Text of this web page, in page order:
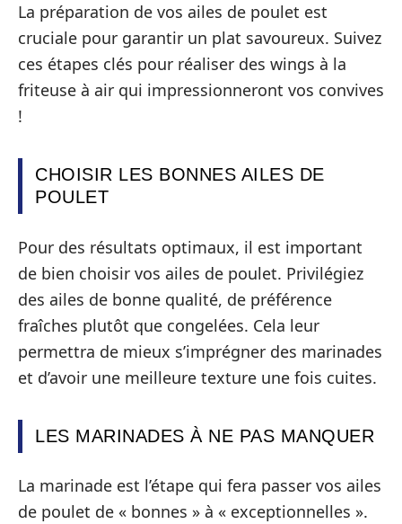
La préparation de vos ailes de poulet est
cruciale pour garantir un plat savoureux. Suivez
ces étapes clés pour réaliser des wings à la
friteuse à air qui impressionneront vos convives
!
CHOISIR LES BONNES AILES DE
POULET
Pour des résultats optimaux, il est important
de bien choisir vos ailes de poulet. Privilégiez
des ailes de bonne qualité, de préférence
fraîches plutôt que congelées. Cela leur
permettra de mieux s’imprégner des marinades
et d’avoir une meilleure texture une fois cuites.
LES MARINADES À NE PAS MANQUER
La marinade est l’étape qui fera passer vos ailes
de poulet de « bonnes » à « exceptionnelles ».